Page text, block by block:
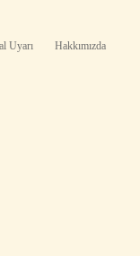
Uyarı Hakkımızda